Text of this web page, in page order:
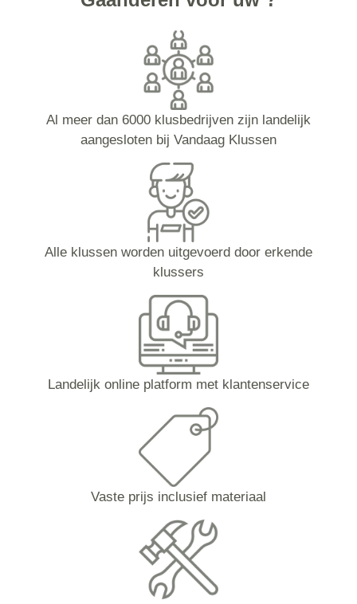
Al meer dan 6000 klusbedrijven zijn landelijk
aangesloten bij Vandaag Klussen
Alle klussen worden uitgevoerd door erkende
klussers
Landelijk online platform met klantenservice
Vaste prijs inclusief materiaal